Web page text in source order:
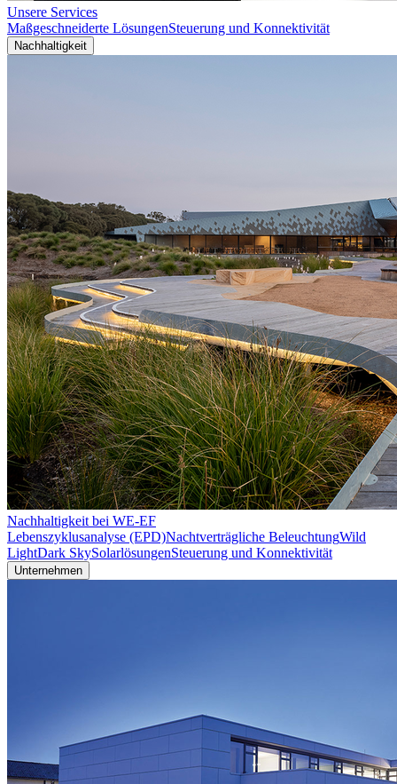
Unsere Services
Maßgeschneiderte LösungenSteuerung und Konnektivität
Nachhaltigkeit
Nachhaltigkeit bei WE-EF
Lebenszyklusanalyse (EPD)Nachtverträgliche BeleuchtungWild
LightDark SkySolarlösungenSteuerung und Konnektivität
Unternehmen